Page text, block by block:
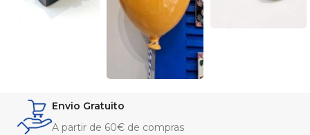
Envio Gratuito
A partir de 60€ de compras